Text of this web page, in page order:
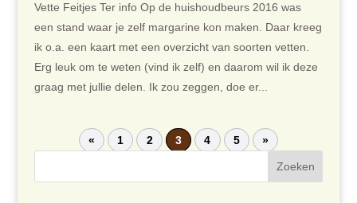
Vette Feitjes Ter info Op de huishoudbeurs 2016 was
een stand waar je zelf margarine kon maken. Daar kreeg
ik o.a. een kaart met een overzicht van soorten vetten.
Erg leuk om te weten (vind ik zelf) en daarom wil ik deze
graag met jullie delen. Ik zou zeggen, doe er...
« 1 2 3 4 5 »